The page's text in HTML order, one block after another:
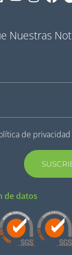
Nuestras
de privacidad
de datos